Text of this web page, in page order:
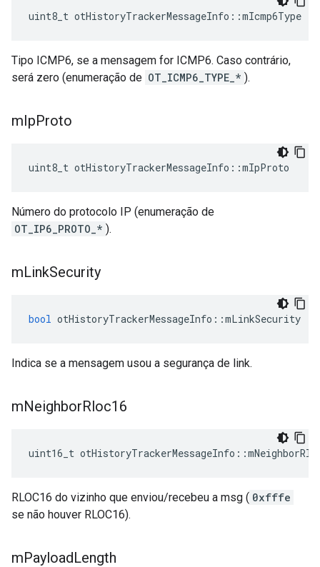
uint8_t otHistoryTrackerMessageInfo ::mIcmp6Type
Tipo ICMP6, se a mensagem for ICMP6. Caso contrário,
será zero (enumeração de OT_ICMP6_TYPE_* ).
mIpProto
uint8_t otHistoryTrackerMessageInfo ::mIpProto
Número do protocolo IP (enumeração de
OT_IP6_PROTO_* ).
mLinkSecurity
bool otHistoryTrackerMessageInfo ::mLinkSecurity
Indica se a mensagem usou a segurança de link.
mNeighborRloc16
uint16_t otHistoryTrackerMessageInfo ::
RLOC16 do vizinho que enviou/recebeu a msg ( 0xfffe
se não houver RLOC16).
mPayloadLength